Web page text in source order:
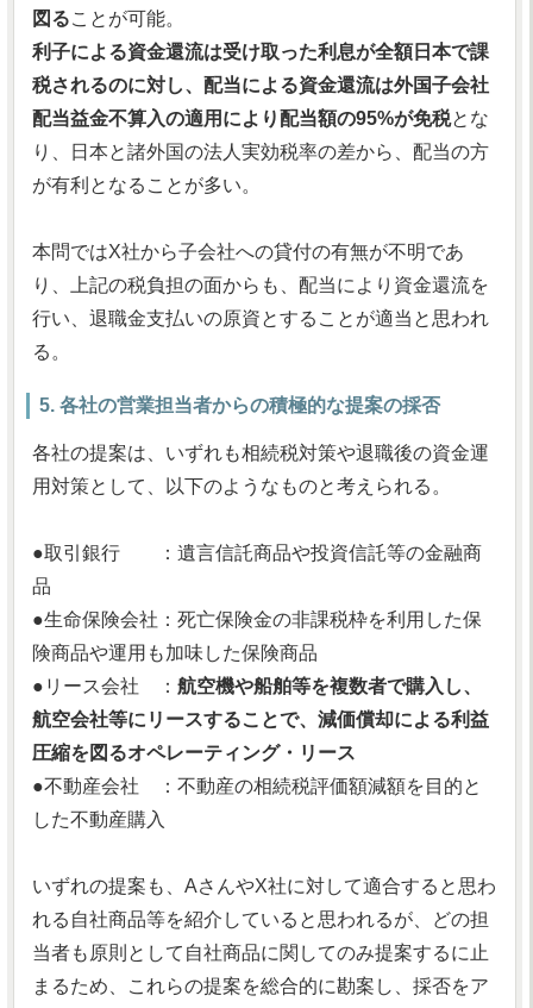
図ることが可能。
利子による資金還流は受け取った利息が全額日本で課
税されるのに対し、配当による資金還流は外国子会社
配当益金不算入の適用により配当額の95%が免税とな
り、日本と諸外国の法人実効税率の差から、配当の方
が有利となることが多い。
本問ではX社から子会社への貸付の有無が不明であ
り、上記の税負担の面からも、配当により資金還流を
行い、退職金支払いの原資とすることが適当と思われ
る。
5. 各社の営業担当者からの積極的な提案の採否
各社の提案は、いずれも相続税対策や退職後の資金運
用対策として、以下のようなものと考えられる。
●取引銀行 ：遺言信託商品や投資信託等の金融商
品
●生命保険会社：死亡保険金の非課税枠を利用した保
険商品や運用も加味した保険商品
●リース会社 ： 航空機や船舶等を複数者で購入し、
航空会社等にリースすることで、減価償却による利益
圧縮を図るオペレーティング・リース
●不動産会社 ：不動産の相続税評価額減額を目的と
した不動産購入
いずれの提案も、AさんやX社に対して適合すると思わ
れる自社商品等を紹介していると思われるが、どの担
当者も原則として自社商品に関してのみ提案するに止
まるため、これらの提案を総合的に勘案し、採否をア